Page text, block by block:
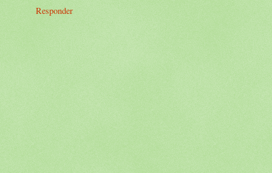
Responder